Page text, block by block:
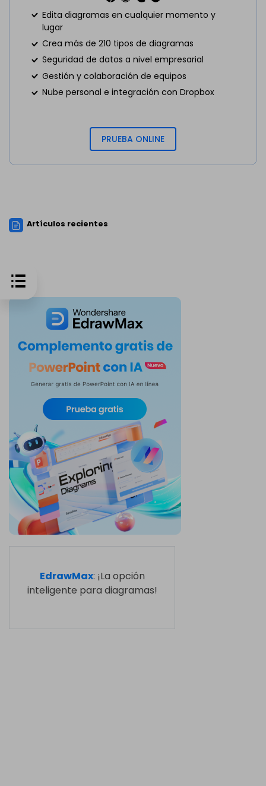
Edita diagramas en cualquier momento y
lugar
Crea más de 210 tipos de diagramas
Seguridad de datos a nivel empresarial
Gestión y colaboración de equipos
Nube personal e integración con Dropbox
PRUEBA ONLINE
Artículos recientes
EdrawMax: ¡La opción
inteligente para diagramas!